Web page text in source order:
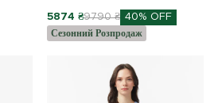
5874 ₴9790 ₴ 40% OFF
Сезонний Розпродаж